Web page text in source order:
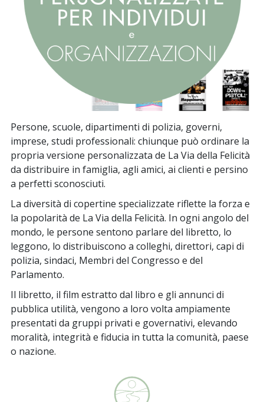
Persone, scuole, dipartimenti di polizia, governi,
imprese, studi professionali: chiunque può ordinare la
propria versione personalizzata de La Via della Felicità
da distribuire in famiglia, agli amici, ai clienti e persino
a perfetti sconosciuti.
La diversità di copertine specializzate riflette la forza e
la popolarità de La Via della Felicità. In ogni angolo del
mondo, le persone sentono parlare del libretto, lo
leggono, lo distribuiscono a colleghi, direttori, capi di
polizia, sindaci, Membri del Congresso e del
Parlamento.
Il libretto, il film estratto dal libro e gli annunci di
pubblica utilità, vengono a loro volta ampiamente
presentati da gruppi privati e governativi, elevando
moralità, integrità e fiducia in tutta la comunità, paese
o nazione.